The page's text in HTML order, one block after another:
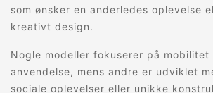
som ønsker en anderledes oplevelse
kreativt design.
Nogle modeller fokuserer på
anvendelse, mens andre er udviklet
sociale oplevelser eller unikke